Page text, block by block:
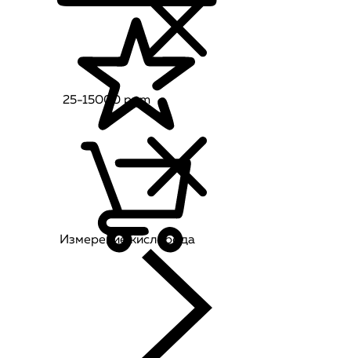
25-15000 ppm
Измерение кислорода